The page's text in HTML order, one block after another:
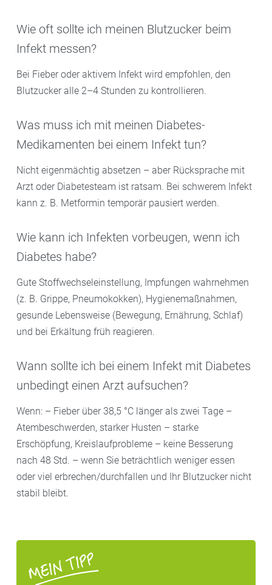
Wie oft sollte ich meinen Blutzucker beim
Infekt messen?
Bei Fieber oder aktivem Infekt wird empfohlen, den
Blutzucker alle 2–4 Stunden zu kontrollieren.
Was muss ich mit meinen Diabetes-
Medikamenten bei einem Infekt tun?
Nicht eigenmächtig absetzen – aber Rücksprache mit
Arzt oder Diabetesteam ist ratsam. Bei schwerem Infekt
kann z. B. Metformin temporär pausiert werden.
Wie kann ich Infekten vorbeugen, wenn ich
Diabetes habe?
Gute Stoffwechsel­einstellung, Impfungen wahrnehmen
(z. B. Grippe, Pneumokokken), Hygienemaßnahmen,
gesunde Lebensweise (Bewegung, Ernährung, Schlaf)
und bei Erkältung früh reagieren.
Wann sollte ich bei einem Infekt mit Diabetes
unbedingt einen Arzt aufsuchen?
Wenn: – Fieber über 38,5 °C länger als zwei Tage –
Atembeschwerden, starker Husten – starke
Erschöpfung, Kreislaufprobleme – keine Besserung
nach 48 Std. – wenn Sie beträchtlich weniger essen
oder viel erbrechen/durchfallen und Ihr Blutzucker nicht
stabil bleibt.